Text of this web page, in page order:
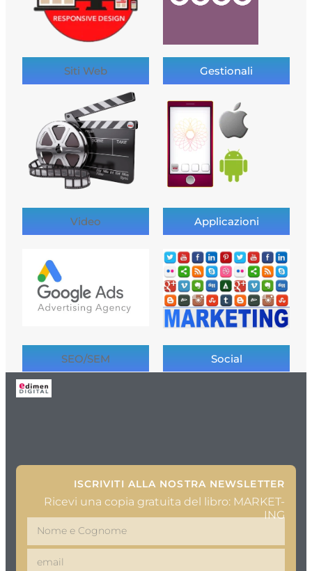
Siti Web Gestionali
Video Applicazioni
SEO/SEM Social
ISCRIVITI ALLA NOSTRA NEWSLETTER
Ricevi una copia gratuita del libro: MARKET-
ING